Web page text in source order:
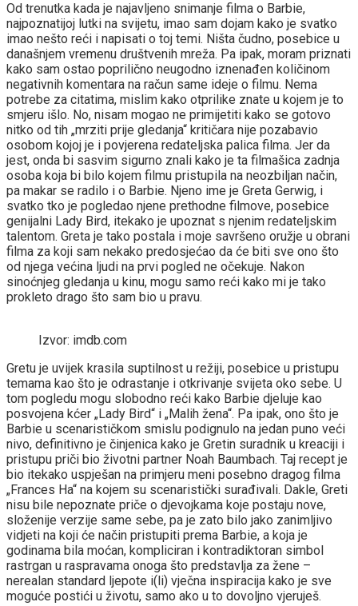
Od trenutka kada je najavljeno snimanje filma o Barbie,
najpoznatijoj lutki na svijetu, imao sam dojam kako je svatko
imao nešto reći i napisati o toj temi. Ništa čudno, posebice u
današnjem vremenu društvenih mreža. Pa ipak, moram priznati
kako sam ostao poprilično neugodno iznenađen količinom
negativnih komentara na račun same ideje o filmu. Nema
potrebe za citatima, mislim kako otprilike znate u kojem je to
smjeru išlo. No, nisam mogao ne primijetiti kako se gotovo
nitko od tih „mrziti prije gledanja“ kritičara nije pozabavio
osobom kojoj je i povjerena redateljska palica filma. Jer da
jest, onda bi sasvim sigurno znali kako je ta filmašica zadnja
osoba koja bi bilo kojem filmu pristupila na neozbiljan način,
pa makar se radilo i o Barbie. Njeno ime je Greta Gerwig, i
svatko tko je pogledao njene prethodne filmove, posebice
genijalni Lady Bird, itekako je upoznat s njenim redateljskim
talentom. Greta je tako postala i moje savršeno oružje u obrani
filma za koji sam nekako predosjećao da će biti sve ono što
od njega većina ljudi na prvi pogled ne očekuje. Nakon
sinoćnjeg gledanja u kinu, mogu samo reći kako mi je tako
prokleto drago što sam bio u pravu.
Izvor: imdb.com
Gretu je uvijek krasila suptilnost u režiji, posebice u pristupu
temama kao što je odrastanje i otkrivanje svijeta oko sebe. U
tom pogledu mogu slobodno reći kako Barbie djeluje kao
posvojena kćer „Lady Bird“ i „Malih žena“. Pa ipak, ono što je
Barbie u scenarističkom smislu podignulo na jedan puno veći
nivo, definitivno je činjenica kako je Gretin suradnik u kreaciji i
pristupu priči bio životni partner Noah Baumbach. Taj recept je
bio itekako uspješan na primjeru meni posebno dragog filma
„Frances Ha“ na kojem su scenaristički surađivali. Dakle, Greti
nisu bile nepoznate priče o djevojkama koje postaju nove,
složenije verzije same sebe, pa je zato bilo jako zanimljivo
vidjeti na koji će način pristupiti prema Barbie, a koja je
godinama bila moćan, kompliciran i kontradiktoran simbol
rastrgan u raspravama onoga što predstavlja za žene –
nerealan standard ljepote i(li) vječna inspiracija kako je sve
moguće postići u životu, samo ako u to dovoljno vjeruješ.